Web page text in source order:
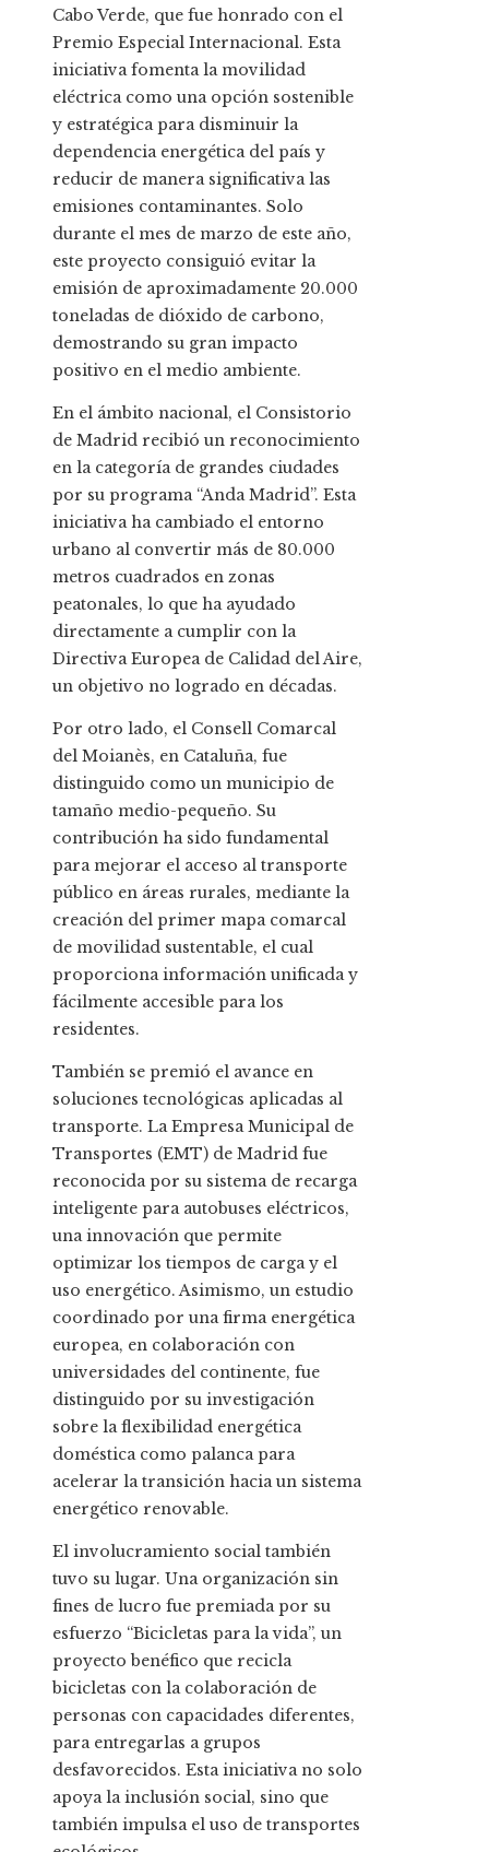
Cabo Verde, que fue honrado con el
Premio Especial Internacional. Esta
iniciativa fomenta la movilidad
eléctrica como una opción sostenible
y estratégica para disminuir la
dependencia energética del país y
reducir de manera significativa las
emisiones contaminantes. Solo
durante el mes de marzo de este año,
este proyecto consiguió evitar la
emisión de aproximadamente 20.000
toneladas de dióxido de carbono,
demostrando su gran impacto
positivo en el medio ambiente.
En el ámbito nacional, el Consistorio
de Madrid recibió un reconocimiento
en la categoría de grandes ciudades
por su programa “Anda Madrid”. Esta
iniciativa ha cambiado el entorno
urbano al convertir más de 80.000
metros cuadrados en zonas
peatonales, lo que ha ayudado
directamente a cumplir con la
Directiva Europea de Calidad del Aire,
un objetivo no logrado en décadas.
Por otro lado, el Consell Comarcal
del Moianès, en Cataluña, fue
distinguido como un municipio de
tamaño medio-pequeño. Su
contribución ha sido fundamental
para mejorar el acceso al transporte
público en áreas rurales, mediante la
creación del primer mapa comarcal
de movilidad sustentable, el cual
proporciona información unificada y
fácilmente accesible para los
residentes.
También se premió el avance en
soluciones tecnológicas aplicadas al
transporte. La Empresa Municipal de
Transportes (EMT) de Madrid fue
reconocida por su sistema de recarga
inteligente para autobuses eléctricos,
una innovación que permite
optimizar los tiempos de carga y el
uso energético. Asimismo, un estudio
coordinado por una firma energética
europea, en colaboración con
universidades del continente, fue
distinguido por su investigación
sobre la flexibilidad energética
doméstica como palanca para
acelerar la transición hacia un sistema
energético renovable.
El involucramiento social también
tuvo su lugar. Una organización sin
fines de lucro fue premiada por su
esfuerzo “Bicicletas para la vida”, un
proyecto benéfico que recicla
bicicletas con la colaboración de
personas con capacidades diferentes,
para entregarlas a grupos
desfavorecidos. Esta iniciativa no solo
apoya la inclusión social, sino que
también impulsa el uso de transportes